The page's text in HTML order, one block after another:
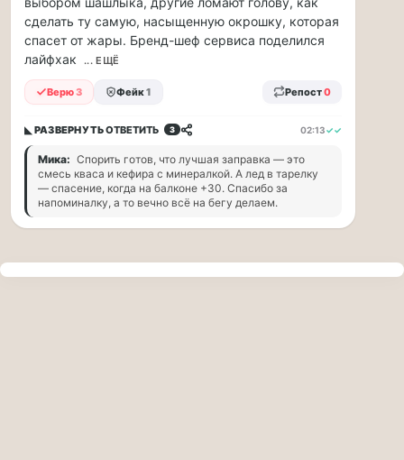
приглашаем
на
музыкальную
прогулку
по
Москве
16.08
|
16:00
Петр
Ильич
Чайковский
один
из
сделать ту самую, насыщенную окрошку, которая
спасет от жары. Бренд-шеф сервиса поделился
лайфхак
... ЕЩЁ
Верю3 Фейк1 Репост0
◣ РАЗВЕРНУТЬОТВЕТИТЬ 3 02:13✓✓
Мика: Спорить готов, что лучшая заправка — это
смесь кваса и кефира с минералкой. А лед в тарелку
— спасение, когда на балконе +30. Спасибо за
напоминалку, а то вечно всё на бегу делаем.